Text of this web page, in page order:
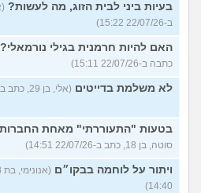
בעיות ביני לבית הזוג, מה לעשות?
ב-22/07/26 15:22)
האם להיות חרמנית בגילי נורמאלי?
כתבה ב-22/07/26 15:11)
לא משלמת בדייטים (אלי, בן 29, כתב ב-22/07/26 15:00)
בטעות "התעוררתי" מאחת
סוטה, בן 18, כתב ב-22/07/26 14:51)
ויתור על לוחמה בבקו״ם
14:40)